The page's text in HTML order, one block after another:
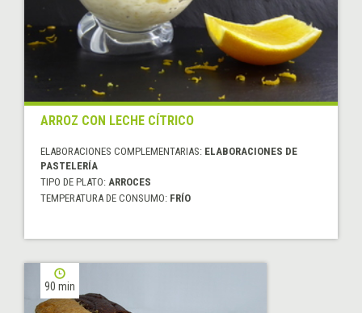
ARROZ CON LECHE CÍTRICO
ELABORACIONES COMPLEMENTARIAS: ELABORACIONES DE
PASTELERÍA
TIPO DE PLATO: ARROCES
TEMPERATURA DE CONSUMO: FRÍO
90 min